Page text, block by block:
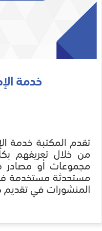
خدمة
تقدم المكتبة خدمة
من خلال تعريفهم
مجموعات أو مصادر
مستحدثة مستخدمة في
المنشورات في تقديم